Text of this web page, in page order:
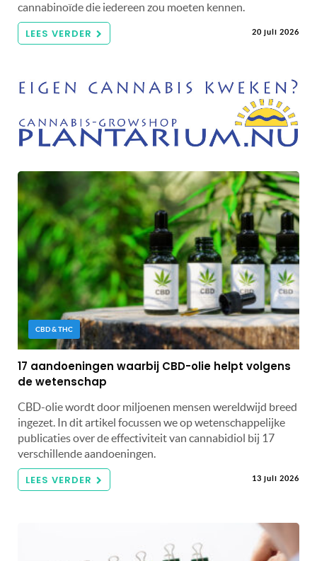
cannabinoïde die iedereen zou moeten kennen.
LEES VERDER 20 juli 2026
CBD & THC
17 aandoeningen waarbij CBD-olie helpt volgens
de wetenschap
CBD-olie wordt door miljoenen mensen wereldwijd breed
ingezet. In dit artikel focussen we op wetenschappelijke
publicaties over de effectiviteit van cannabidiol bij 17
verschillende aandoeningen.
LEES VERDER 13 juli 2026